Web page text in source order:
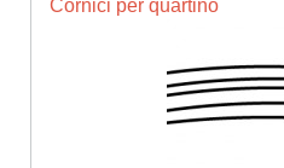
Cornici per quartino